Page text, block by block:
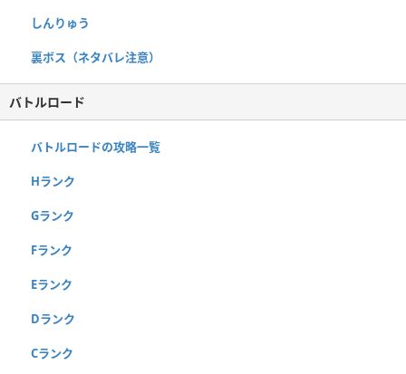
しんりゅう
裏ボス（ネタバレ注意）
バトルロード
バトルロードの攻略一覧
Hランク
Gランク
Fランク
Eランク
Dランク
Cランク